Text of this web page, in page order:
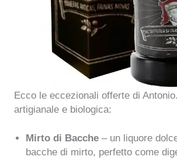
Ecco le eccezionali offerte di
artigianale e biologica:
Mirto di Bacche – un liquore
bacche di mirto, perfetto come